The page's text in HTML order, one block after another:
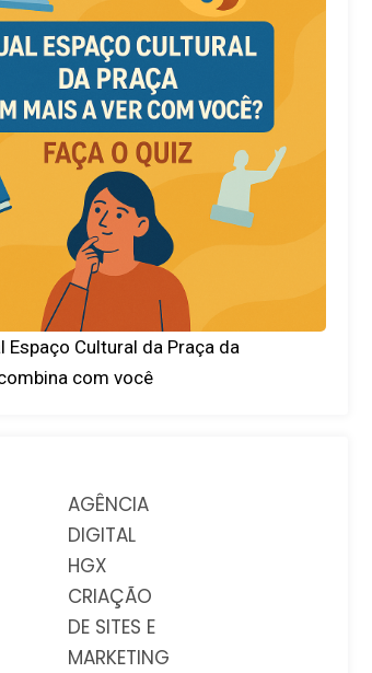
Espaço Cultural da Praça da
com você
AGÊNCIA
DIGITAL
HGX
CRIAÇÃO
DE SITES E
MARKETING